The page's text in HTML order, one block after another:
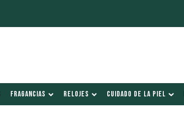
FRAGANCIAS RELOJES CUIDADO DE LA PIEL